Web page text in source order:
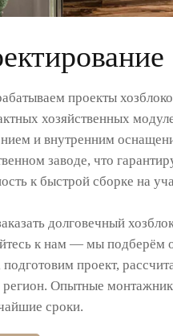
проекты
хозяйственных
и внутренним
заводе, что
к быстрой сборке на
долговечный
к нам — мы подберём
подготовим проект,
Опытные
сроки.